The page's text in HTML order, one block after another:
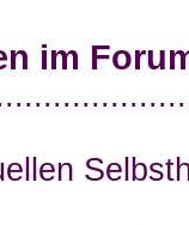
im